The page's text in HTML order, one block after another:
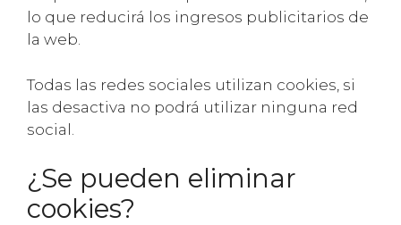
lo que reducirá los ingresos publicitarios de
la web.
Todas las redes sociales utilizan cookies, si
las desactiva no podrá utilizar ninguna red
social.
¿Se pueden eliminar
cookies?